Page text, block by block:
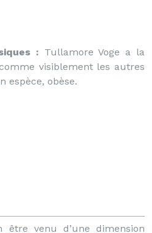
: Tullamore Voge a la
visiblement les autres
espèce, obèse.
être venu d’une dimension